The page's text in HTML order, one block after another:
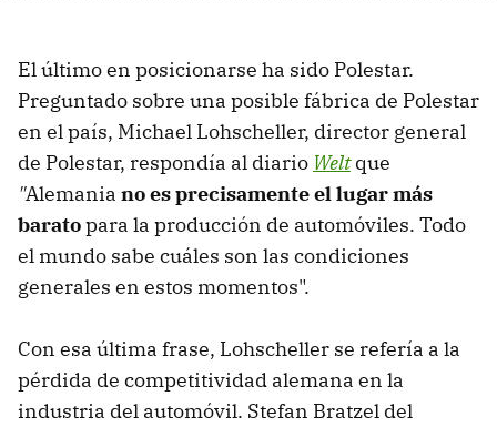
El último en posicionarse ha sido Polestar.
Preguntado sobre una posible fábrica de Polestar
en el país, Michael Lohscheller, director general
de Polestar, respondía al diario Weltque
"Alemania no es precisamente el lugar más
baratopara la producción de automóviles. Todo
el mundo sabe cuáles son las condiciones
generales en estos momentos".
Con esa última frase, Lohscheller se refería a la
pérdida de competitividad alemana en la
industria del automóvil. Stefan Bratzel del